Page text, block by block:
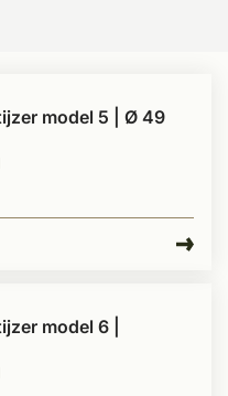
model 5 | Ø 49
model 6 |